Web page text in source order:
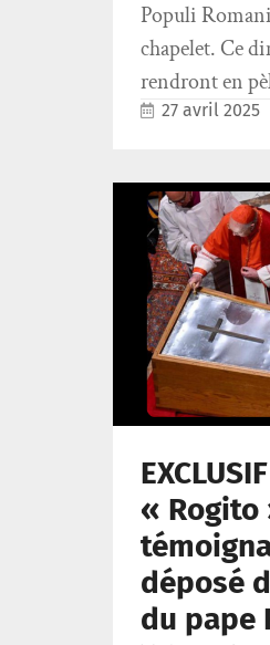
Populi
chapelet. Ce
rendront en
27 avril 2025
« Rogito
déposé
du pape